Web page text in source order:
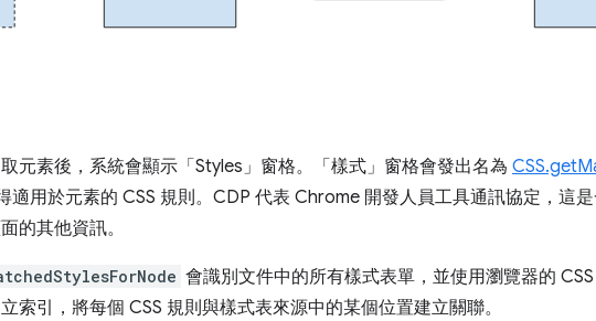
元素後，系統會顯示「Styles」 窗格。「樣式」 窗格會發出名為
適用於元素的 CSS 規則。CDP 代表 Chrome 開發人員工具通訊協定，這
的其他資訊。
會識別文件中的所有樣式表單，並使用瀏覽器的
索引，將每個 CSS 規則與樣式表來源中的某個位置建立關聯。